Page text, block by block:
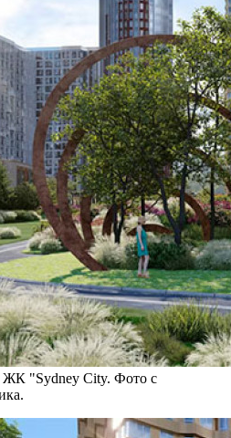
ЖК "Sydney City. Фото с